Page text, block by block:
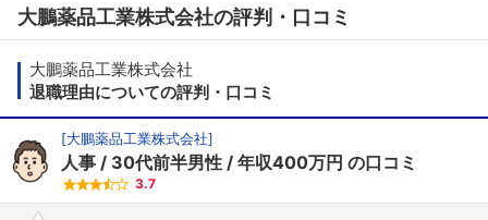
大鵬薬品工業株式会社の評判・口コミ
大鵬薬品工業株式会社
退職理由についての評判・口コミ
[大鵬薬品工業株式会社]
人事 30代前半男性 年収400万円 の口コミ
3.7